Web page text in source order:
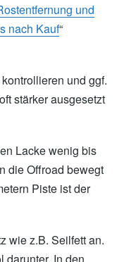
und
nach Kauf“
und ggf.
stärker ausgesetzt
Lacke wenig bis
die Offroad bewegt
Piste ist der
wie z.B. Seilfett an.